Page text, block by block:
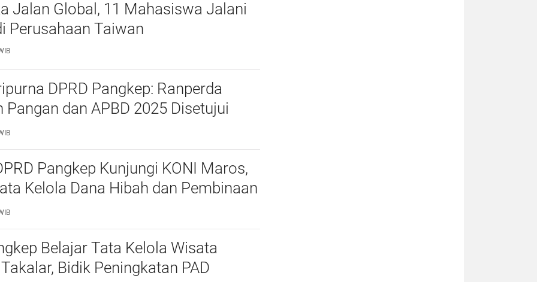
Jalan Global, 11 Mahasiswa Jalani
Perusahaan Taiwan
DPRD Pangkep: Ranperda
Pangan dan APBD 2025 Disetujui
Catatan
Pangkep Kunjungi KONI Maros,
Kelola Dana Hibah dan Pembinaan
Belajar Tata Kelola Wisata
Bidik Peningkatan PAD